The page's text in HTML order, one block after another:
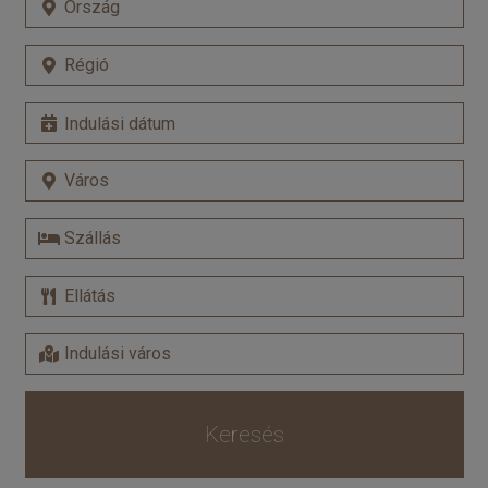
Keresés